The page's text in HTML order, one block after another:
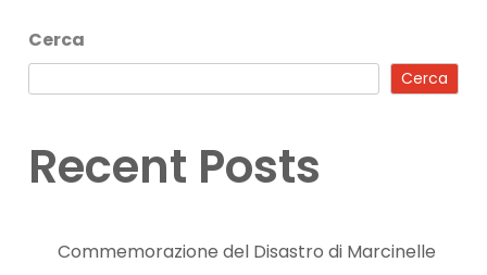
Cerca
Cerca
Recent Posts
Commemorazione del Disastro di Marcinelle